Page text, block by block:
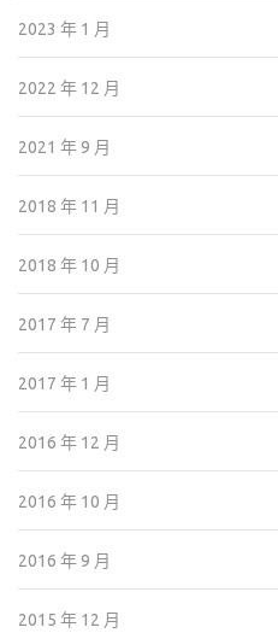
2023 年 1 月
2022 年 12 月
2021 年 9 月
2018 年 11 月
2018 年 10 月
2017 年 7 月
2017 年 1 月
2016 年 12 月
2016 年 10 月
2016 年 9 月
2015 年 12 月